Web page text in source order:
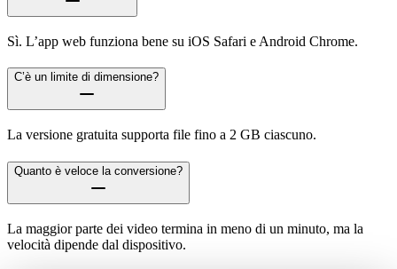
Sì. L’app web funziona bene su iOS Safari e Android Chrome.
C’è un limite di dimensione?
La versione gratuita supporta file fino a 2 GB ciascuno.
Quanto è veloce la conversione?
La maggior parte dei video termina in meno di un minuto, ma la
velocità dipende dal dispositivo.